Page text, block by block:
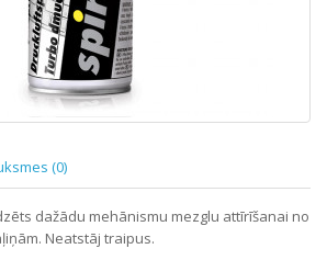
(0)
dažādu mehānismu mezglu attīrīšanai no
Neatstāj traipus.